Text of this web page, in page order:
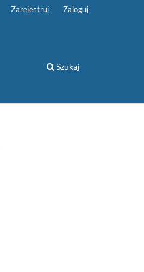
Szukaj
Zarejestruj Zaloguj